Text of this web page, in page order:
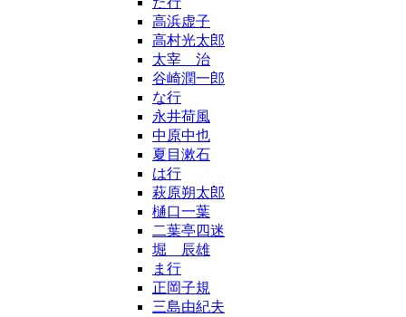
高浜虚子
高村光太郎
太宰 治
谷崎潤一郎
な行
永井荷風
中原中也
夏目漱石
は行
萩原朔太郎
樋口一葉
二葉亭四迷
堀 辰雄
ま行
正岡子規
三島由紀夫